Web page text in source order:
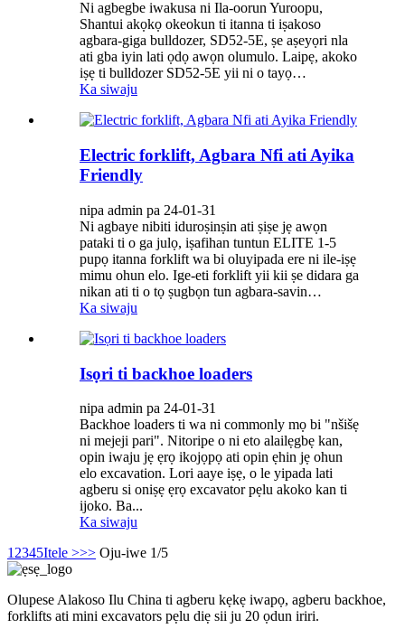
Ni agbegbe iwakusa ni Ila-oorun Yuroopu,
Shantui akọkọ okeokun ti itanna ti iṣakoso
agbara-giga bulldozer, SD52-5E, ṣe aṣeyọri nla
ati gba iyin lati ọdọ awọn olumulo. Laipẹ, akoko
iṣẹ ti bulldozer SD52-5E yii ni o tayọ…
Ka siwaju
Electric forklift, Agbara Nfi ati Ayika
Friendly
nipa admin pa 24-01-31
Ni agbaye nibiti iduroṣinṣin ati ṣiṣe jẹ awọn
pataki ti o ga julọ, iṣafihan tuntun ELITE 1-5
pupọ itanna forklift wa bi oluyipada ere ni ile-iṣẹ
mimu ohun elo. Ige-eti forklift yii kii ṣe didara ga
nikan ati ti o tọ ṣugbọn tun agbara-savin…
Ka siwaju
Isọri ti backhoe loaders
nipa admin pa 24-01-31
Backhoe loaders ti wa ni commonly mọ bi "nšišẹ
ni mejeji pari". Nitoripe o ni eto alailẹgbẹ kan,
opin iwaju jẹ ẹrọ ikojọpọ ati opin ẹhin jẹ ohun
elo excavation. Lori aaye iṣẹ, o le yipada lati
agberu si oniṣẹ ẹrọ excavator pẹlu akoko kan ti
ijoko. Ba...
Ka siwaju
1 2345Itele >>> Oju-iwe 1/5
Olupese Alakoso Ilu China ti agberu kẹkẹ iwapọ, agberu backhoe,
forklifts ati mini excavators pẹlu diẹ sii ju 20 ọdun iriri.